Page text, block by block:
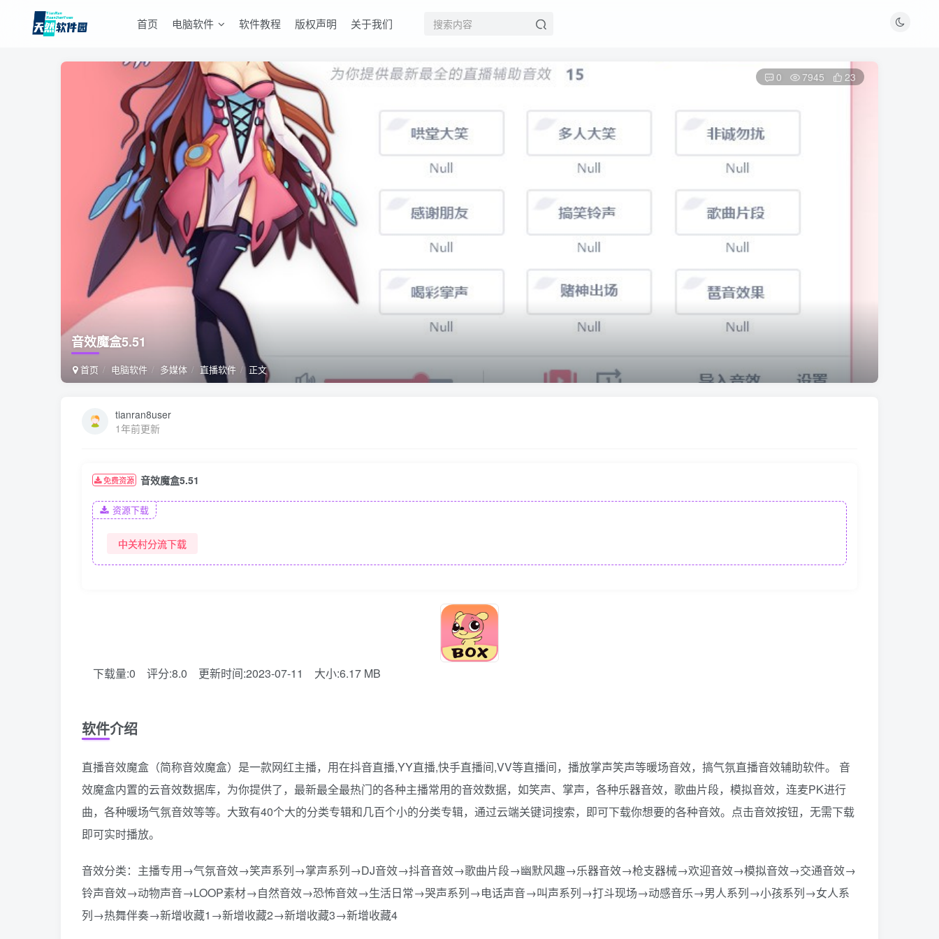
首页 电脑软件 软件教程 版权声明 关于我们
音效魔盒5.51
首页 电脑软件 多媒体 直播软件 正文
0 7945 23
tianran8user
1年前更新
免费资源 音效魔盒5.51
资源下载
中关村分流下载
下载量:0 评分:8.0 更新时间:2023-07-11 大小:6.17 MB
软件介绍
直播音效魔盒（简称音效魔盒）是一款网红主播，用在抖音直播,YY直播,快手直播间,VV等直播间，播放掌声笑声等暖场音效，搞气氛直播音效辅助软件。 音
效魔盒内置的云音效数据库，为你提供了，最新最全最热门的各种主播常用的音效数据，如笑声、掌声，各种乐器音效，歌曲片段，模拟音效，连麦PK进行
曲，各种暖场气氛音效等等。大致有40个大的分类专辑和几百个小的分类专辑，通过云端关键词搜索，即可下载你想要的各种音效。点击音效按钮，无需下载
即可实时播放。
音效分类：主播专用→气氛音效→笑声系列→掌声系列→DJ音效→抖音音效→歌曲片段→幽默风趣→乐器音效→枪支器械→欢迎音效→模拟音效→交通音效→
铃声音效→动物声音→LOOP素材→自然音效→恐怖音效→生活日常→哭声系列→电话声音→叫声系列→打斗现场→动感音乐→男人系列→小孩系列→女人系
列→热舞伴奏→新增收藏1→新增收藏2→新增收藏3→新增收藏4